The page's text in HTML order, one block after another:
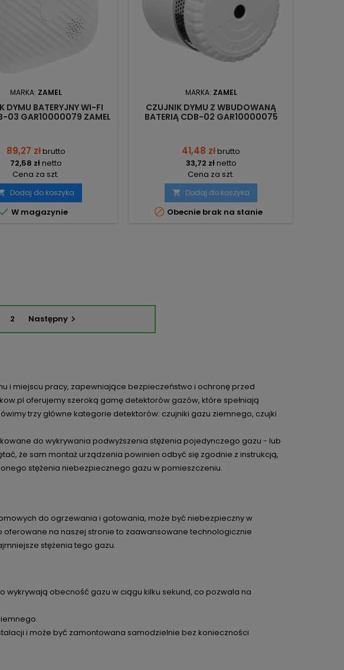
MARKA: ZAMEL
DYMU BATERYJNY WI-FI
03 GAR10000079 ZAMEL
89,27 złbrutto
72,58 złnetto
Cena za szt.
Dodaj do koszyka
 W magazynie
MARKA: ZAMEL
CZUJNIK DYMU Z WBUDOWANĄ
BATERIĄ CDB-02 GAR10000075
41,48 złbrutto
33,72 złnetto
Cena za szt.
 Dodaj do koszyka
 Obecnie brak na stanie
2 Następny 
i miejscu pracy, zapewniające bezpieczeństwo i ochronę przed
oferujemy szeroką gamę detektorów gazów, które spełniają
trzy główne kategorie detektorów: czujniki gazu ziemnego, czujki
do wykrywania podwyższenia stężenia pojedynczego gazu - lub
że sam montaż urządzenia powinien odbyć się zgodnie z instrukcją,
stężenia niebezpiecznego gazu w pomieszczeniu.
do ogrzewania i gotowania, może być niebezpieczny w
oferowane na naszej stronie to zaawansowane technologicznie
stężenia tego gazu.
wykrywają obecność gazu w ciągu kilku sekund, co pozwala na
i może być zamontowana samodzielnie bez konieczności